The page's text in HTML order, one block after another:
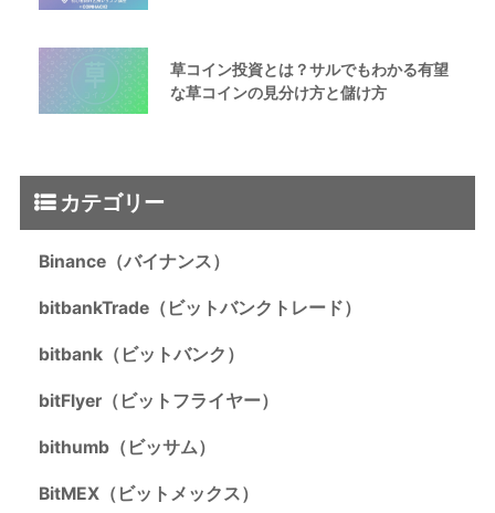
草コイン投資とは？サルでもわかる有望
な草コインの見分け方と儲け方
カテゴリー
Binance（バイナンス）
bitbankTrade（ビットバンクトレード）
bitbank（ビットバンク）
bitFlyer（ビットフライヤー）
bithumb（ビッサム）
BitMEX（ビットメックス）